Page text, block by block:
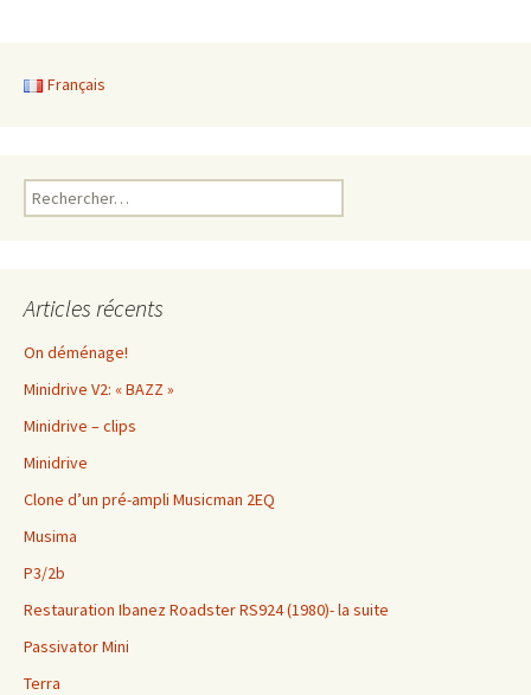
Français
Rechercher :
Articles récents
On déménage!
Minidrive V2: « BAZZ »
Minidrive – clips
Minidrive
Clone d’un pré-ampli Musicman 2EQ
Musima
P3/2b
Restauration Ibanez Roadster RS924 (1980)- la suite
Passivator Mini
Terra